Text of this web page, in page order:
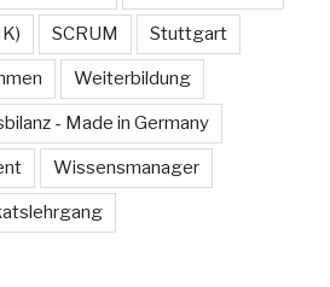
SCRUM Stuttgart
Weiterbildung
- Made in Germany
Wissensmanager